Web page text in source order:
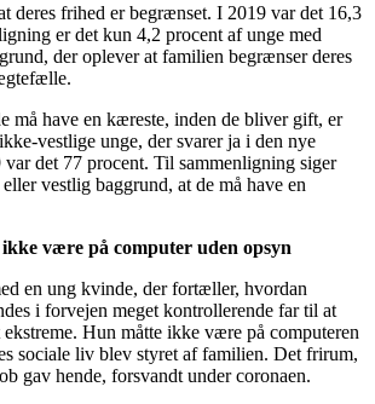
deres frihed er begrænset. I 2019 var det 16,3
er det kun 4,2 procent af unge med
der oplever at familien begrænser deres
må have en kæreste, inden de bliver gift, er
vestlige unge, der svarer ja i den nye
var det 77 procent. Til sammenligning siger
vestlig baggrund, at de må have en
være på computer uden opsyn
en ung kvinde, der fortæller, hvordan
i forvejen meget kontrollerende far til at
Hun måtte ikke være på computeren
sociale liv blev styret af familien. Det frirum,
gav hende, forsvandt under coronaen.